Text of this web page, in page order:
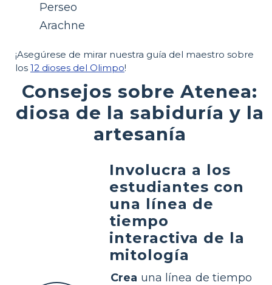
Perseo
Arachne
¡Asegúrese de mirar nuestra guía del maestro sobre
los 12 dioses del Olimpo!
Consejos sobre Atenea:
diosa de la sabiduría y la
artesanía
Involucra a los
estudiantes con
una línea de
tiempo
interactiva de la
mitología
Crea una línea de tiempo